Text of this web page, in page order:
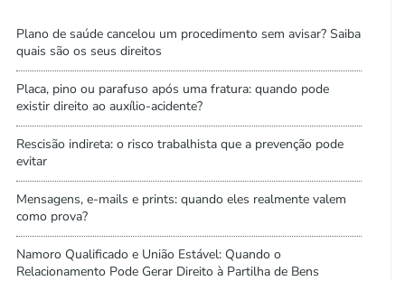
Plano de saúde cancelou um procedimento sem avisar? Saiba
quais são os seus direitos
Placa, pino ou parafuso após uma fratura: quando pode
existir direito ao auxílio-acidente?
Rescisão indireta: o risco trabalhista que a prevenção pode
evitar
Mensagens, e-mails e prints: quando eles realmente valem
como prova?
Namoro Qualificado e União Estável: Quando o
Relacionamento Pode Gerar Direito à Partilha de Bens